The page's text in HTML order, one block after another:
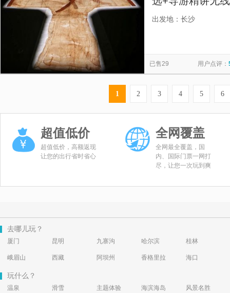
+文史导游精讲
出发地：长沙
已售29 用户点评：
1 2 3 4 5 6
超值低价
超值低价，高额返现
让您的出行省时省心
全网覆盖
全网最全覆盖，国
内、国际门票一网打
尽，让您一次玩到爽
去哪儿玩？
厦门 昆明 九寨沟 哈尔滨 桂林
峨眉山 西藏 阿坝州 香格里拉 海口
玩什么？
温泉 滑雪 主题体验 海滨海岛 风景名胜